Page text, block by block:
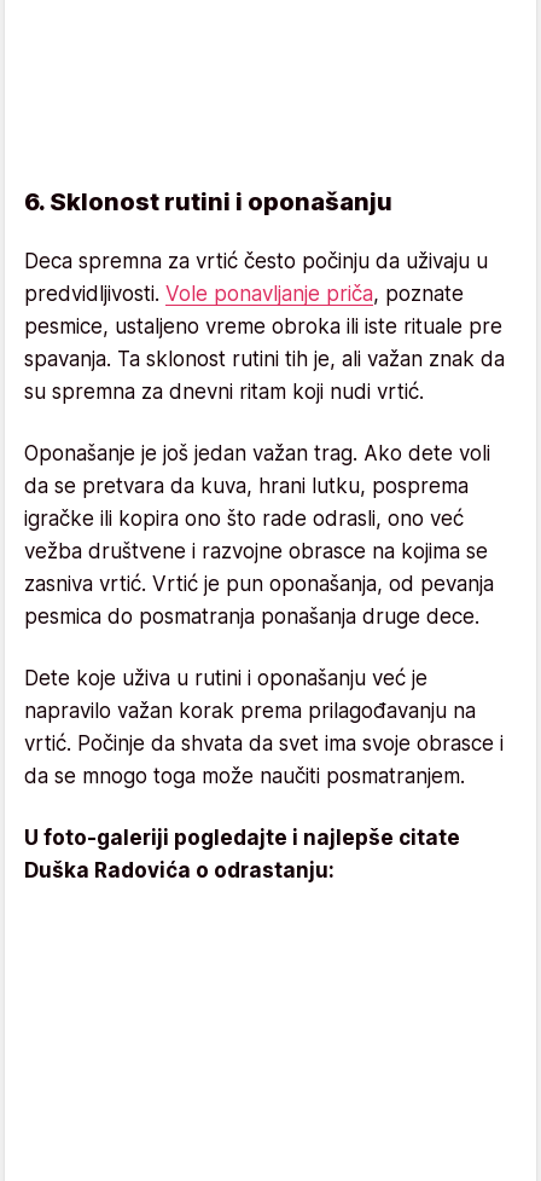
6. Sklonost rutini i oponašanju
Deca spremna za vrtić često počinju da uživaju u
predvidljivosti. Vole ponavljanje priča, poznate
pesmice, ustaljeno vreme obroka ili iste rituale pre
spavanja. Ta sklonost rutini tih je, ali važan znak da
su spremna za dnevni ritam koji nudi vrtić.
Oponašanje je još jedan važan trag. Ako dete voli
da se pretvara da kuva, hrani lutku, posprema
igračke ili kopira ono što rade odrasli, ono već
vežba društvene i razvojne obrasce na kojima se
zasniva vrtić. Vrtić je pun oponašanja, od pevanja
pesmica do posmatranja ponašanja druge dece.
Dete koje uživa u rutini i oponašanju već je
napravilo važan korak prema prilagođavanju na
vrtić. Počinje da shvata da svet ima svoje obrasce i
da se mnogo toga može naučiti posmatranjem.
U foto-galeriji pogledajte i najlepše citate
Duška Radovića o odrastanju: